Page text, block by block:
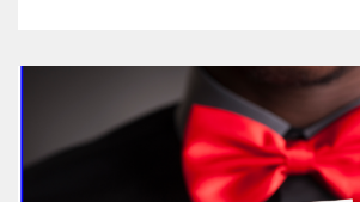
bewusst ist. Wir planen, schalten
betreuen beide Kanäle. Wir richten
Conversion-Tracking ein, schreiben
Anzeigentexte und optimieren
Das Werbebudget bleibt unter Ihrer